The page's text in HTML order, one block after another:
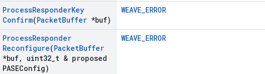
ProcessResponderKey
Confirm(PacketBuffer *buf)
WEAVE_ERROR
ProcessResponder
Reconfigure(PacketBuffer
*buf, uint32 t & proposed
PASEConfig)
WEAVE_ERROR